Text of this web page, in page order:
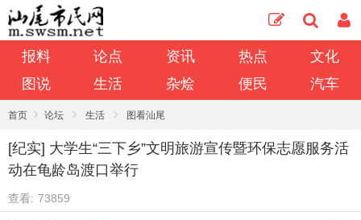
报料 论点 资讯 热点
文化
图说
生活 杂烩 便民 汽车
首页 › 论坛 › 生活 › 图看汕尾
[纪实] 大学生“三下乡”文明旅游宣传暨环保志愿服务活
动在龟龄岛渡口举行
查看: 73859